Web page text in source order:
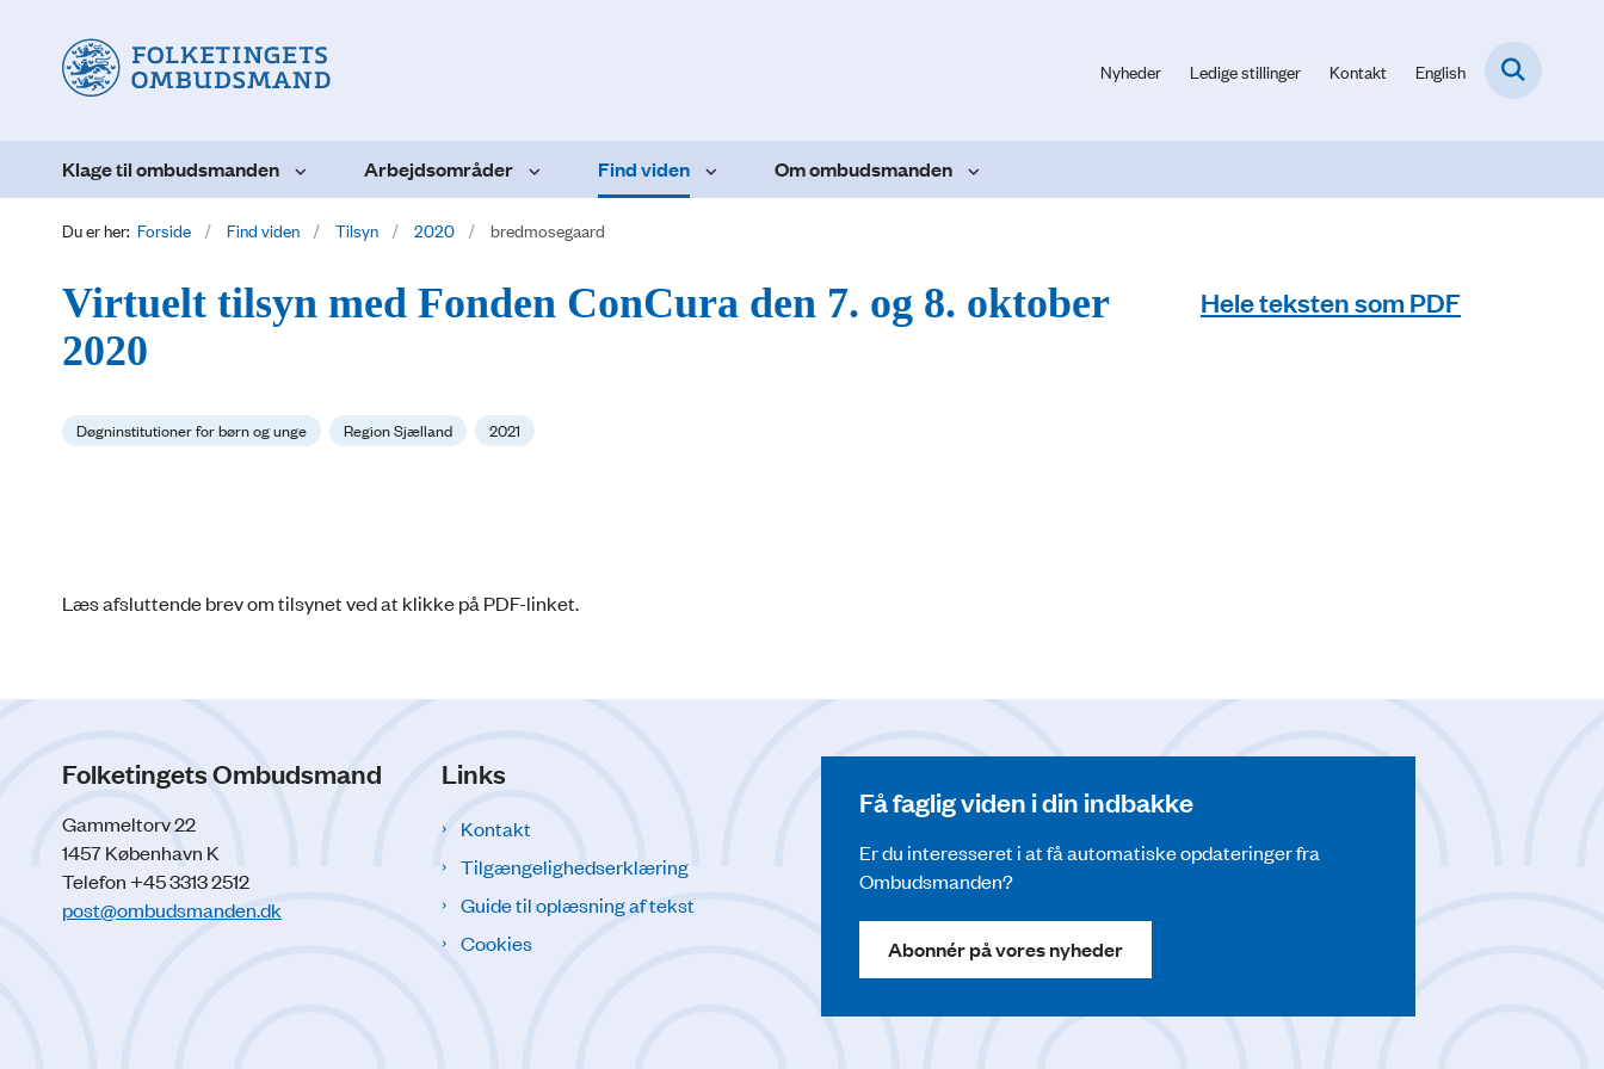
Nyheder Ledige stillinger Kontakt English
Klage til ombudsmanden Arbejdsområder Find viden Om ombudsmanden
Du er her: Forside Find viden Tilsyn 2020 bredmosegaard
Virtuelt tilsyn med Fonden ConCura den 7. og 8. oktober
2020
Døgninstitutioner for børn og unge Region Sjælland 2021
Læs afsluttende brev om tilsynet ved at klikke på PDF-linket.
Hele teksten som PDF
Folketingets Ombudsmand
Gammeltorv 22
1457 København K
Telefon +45 3313 2512
post@ombudsmanden.dk
Links
Kontakt
Tilgængelighedserklæring
Guide til oplæsning af tekst
Cookies
Få faglig viden i din indbakke
Er du interesseret i at få automatiske opdateringer fra
Ombudsmanden?
Abonnér på vores nyheder